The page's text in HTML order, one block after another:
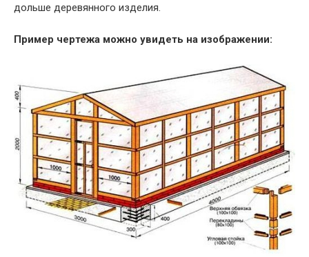
дольше деревянного изделия.
Пример чертежа можно увидеть на изображении: